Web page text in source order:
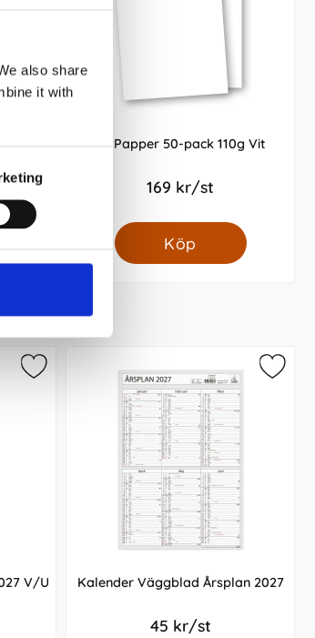
also share
it with
Vit A4 Papper 50-pack 110g Vit
169 kr/st
Köp
V/U
Kalender Väggblad Årsplan 2027
45 kr/st